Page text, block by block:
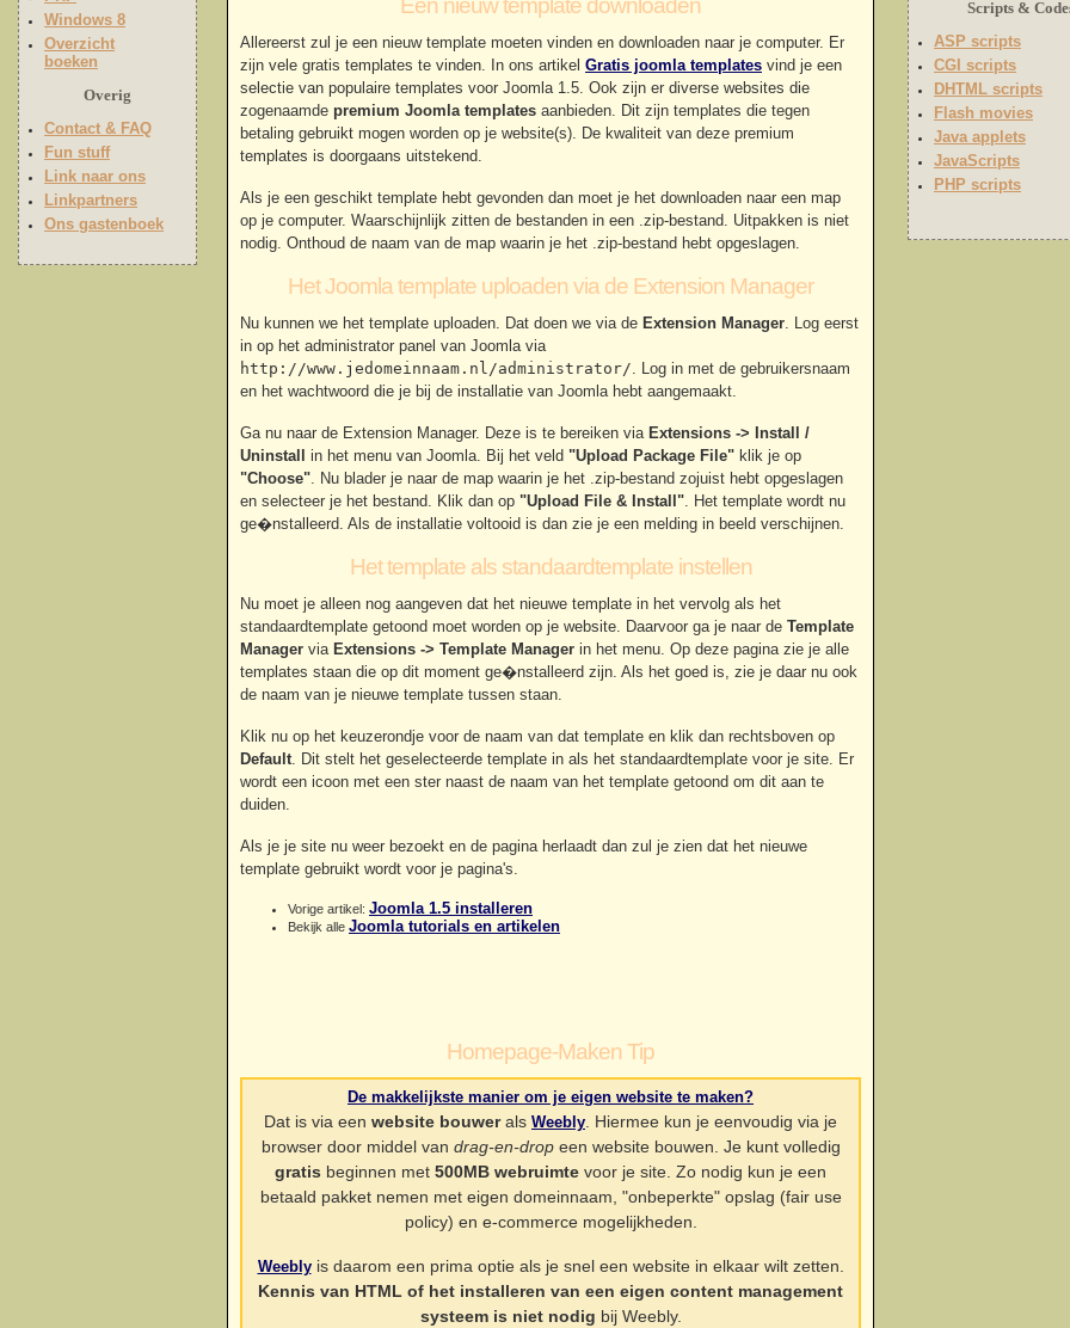
Een nieuw template downloaden
Allereerst zul je een nieuw template moeten vinden en downloaden naar je computer. Er
zijn vele gratis templates te vinden. In ons artikel Gratis joomla templates vind je een
selectie van populaire templates voor Joomla 1.5. Ook zijn er diverse websites die
zogenaamde premium Joomla templates aanbieden. Dit zijn templates die tegen
betaling gebruikt mogen worden op je website(s). De kwaliteit van deze premium
templates is doorgaans uitstekend.
Als je een geschikt template hebt gevonden dan moet je het downloaden naar een map
op je computer. Waarschijnlijk zitten de bestanden in een .zip-bestand. Uitpakken is niet
nodig. Onthoud de naam van de map waarin je het .zip-bestand hebt opgeslagen.
Het Joomla template uploaden via de Extension Manager
Nu kunnen we het template uploaden. Dat doen we via de Extension Manager. Log eerst
in op het administrator panel van Joomla via
http://www.jedomeinnaam.nl/administrator/. Log in met de gebruikersnaam
en het wachtwoord die je bij de installatie van Joomla hebt aangemaakt.
Ga nu naar de Extension Manager. Deze is te bereiken via Extensions -> Install /
Uninstall
in het menu van Joomla. Bij het veld "Upload Package File" klik je op
"Choose". Nu blader je naar de map waarin je het .zip-bestand zojuist hebt opgeslagen
en selecteer je het bestand. Klik dan op "Upload File & Install". Het template wordt nu
ge�nstalleerd. Als de installatie voltooid is dan zie je een melding in beeld verschijnen.
Het template als standaardtemplate instellen
Nu moet je alleen nog aangeven dat het nieuwe template in het vervolg als het
standaardtemplate getoond moet worden op je website. Daarvoor ga je naar de Template
Manager via Extensions -> Template Manager in het menu. Op deze pagina zie je alle
templates staan die op dit moment ge�nstalleerd zijn. Als het goed is, zie je daar nu ook
de naam van je nieuwe template tussen staan.
Klik nu op het keuzerondje voor de naam van dat template en klik dan rechtsboven op
Default. Dit stelt het geselecteerde template in als het standaardtemplate voor je site. Er
wordt een icoon met een ster naast de naam van het template getoond om dit aan te
duiden.
Als je je site nu weer bezoekt en de pagina herlaadt dan zul je zien dat het nieuwe
template gebruikt wordt voor je pagina's.
Vorige artikel: Joomla 1.5 installeren
Bekijk alle Joomla tutorials en artikelen
Homepage-Maken Tip
De makkelijkste manier om je eigen website te maken?
Dat is via een website bouwerals Weebly . Hiermee kun je eenvoudig via je
browser door middel van drag-en-dropeen website bouwen. Je kunt volledig
gratis beginnen met 500MB webruimte voor je site. Zo nodig kun je een
betaald pakket nemen met eigen domeinnaam, "onbeperkte" opslag (fair use
policy) en e-commerce mogelijkheden.
Weeblyis daarom een prima optie als je snel een website in elkaar wilt zetten.
Kennis van HTML of het installeren van een eigen content management
systeem is niet nodig bij Weebly.
Windows 8
Overzicht
boeken
Overig
Contact & FAQ
Fun stuff
Link naar ons
Linkpartners
Ons gastenboek
Scripts &
ASP scripts
CGI scripts
DHTML scripts
Flash movies
Java applets
JavaScripts
PHP scripts